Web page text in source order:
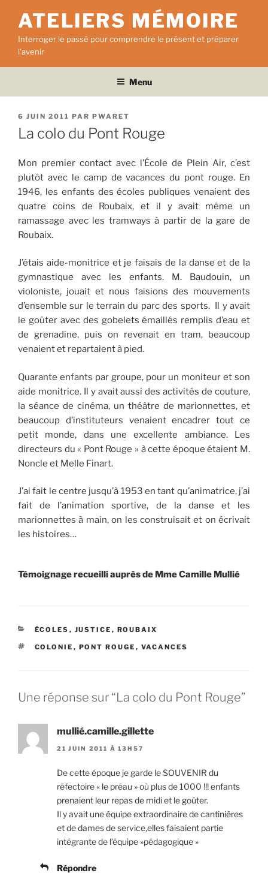
contenu
principal
ATELIERS MÉMOIRE
Interroger le passé pour comprendre le présent et préparer
l'avenir
Menu
PUBLIÉ
LE
6 JUIN 2011 PAR PWARET
La colo du Pont Rouge
Mon premier contact avec l’École de Plein Air, c’est
plutôt avec le camp de vacances du pont rouge. En
1946, les enfants des écoles publiques venaient des
quatre coins de Roubaix, et il y avait même un
ramassage avec les tramways à partir de la gare de
Roubaix.
J’étais aide-monitrice et je faisais de la danse et de la
gymnastique avec les enfants. M. Baudouin, un
violoniste, jouait et nous faisions des mouvements
d’ensemble sur le terrain du parc des sports. Il y avait
le goûter avec des gobelets émaillés remplis d’eau et
de grenadine, puis on revenait en tram, beaucoup
venaient et repartaient à pied.
Quarante enfants par groupe, pour un moniteur et son
aide monitrice. Il y avait aussi des activités de couture,
la séance de cinéma, un théâtre de marionnettes, et
beaucoup d’instituteurs venaient encadrer tout ce
petit monde, dans une excellente ambiance. Les
directeurs du « Pont Rouge » à cette époque étaient M.
Noncle et Melle Finart.
J’ai fait le centre jusqu’à 1953 en tant qu’animatrice, j’ai
fait de l’animation sportive, de la danse et les
marionnettes à main, on les construisait et on écrivait
les histoires…
Témoignage recueilli auprès de Mme Camille Mullié
CATÉGORIES
ÉCOLES , JUSTICE , ROUBAIX
ÉTIQUETTES
COLONIE , PONT ROUGE , VACANCES
Une réponse sur “La colo du Pont Rouge”
mullié.camille.gillette
21 JUIN 2011 À 13H57
De cette époque je garde le SOUVENIR du
réfectoire « le préau » où plus de 1000 !!! enfants
prenaient leur repas de midi et le goûter.
Il y avait une équipe extraordinaire de cantinières
et de dames de service,elles faisaient partie
intégrante de l’équipe »pédagogique »
Répondre